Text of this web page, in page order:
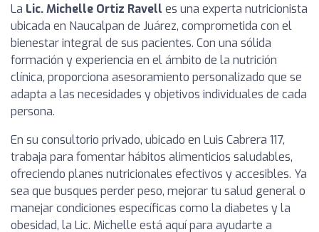
La Lic. Michelle Ortiz Ravell es una experta nutricionista
ubicada en Naucalpan de Juárez, comprometida con el
bienestar integral de sus pacientes. Con una sólida
formación y experiencia en el ámbito de la nutrición
clínica, proporciona asesoramiento personalizado que se
adapta a las necesidades y objetivos individuales de cada
persona.
En su consultorio privado, ubicado en Luis Cabrera 117,
trabaja para fomentar hábitos alimenticios saludables,
ofreciendo planes nutricionales efectivos y accesibles. Ya
sea que busques perder peso, mejorar tu salud general o
manejar condiciones específicas como la diabetes y la
obesidad, la Lic. Michelle está aquí para ayudarte a